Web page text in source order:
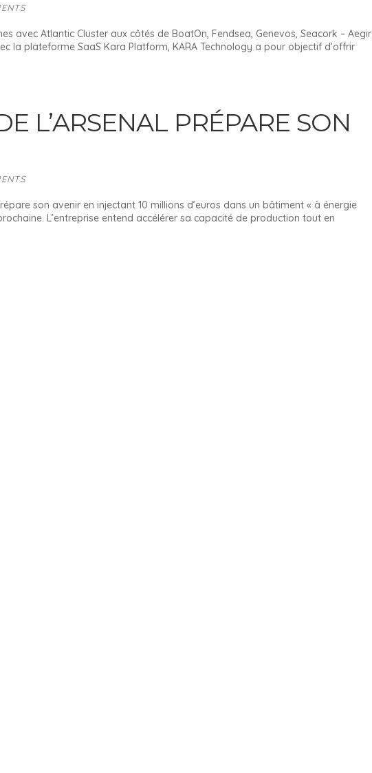
avec Atlantic Cluster aux côtés de BoatOn, Fendsea, Genevos, Seacork – Aegir
la plateforme SaaS Kara Platform, KARA Technology a pour objectif d’offrir
L’ARSENAL PRÉPARE SON
son avenir en injectant 10 millions d’euros dans un bâtiment « à énergie
L’entreprise entend accélérer sa capacité de production tout en